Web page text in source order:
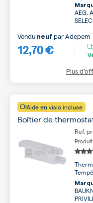
AEG,
12,70 €
Vendu neuf parAdepem
Plus
Aide en visio incluse
Boîtier de
Ref.
Produit